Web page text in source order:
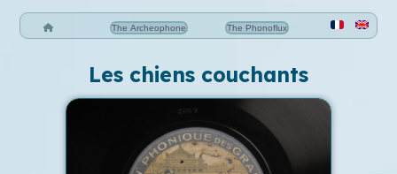
The Archeophone The Phonoflux
Les chiens couchants